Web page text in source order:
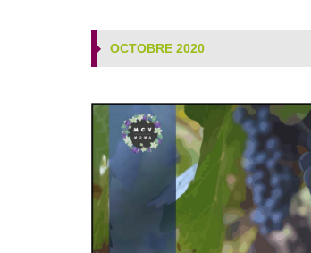
OCTOBRE 2020